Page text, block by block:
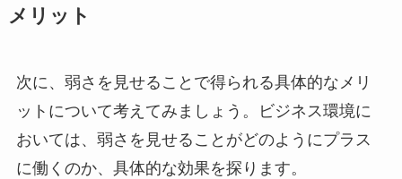
メリット
次に、弱さを見せることで得られる具体的なメリ
ットについて考えてみましょう。ビジネス環境に
おいては、弱さを見せることがどのようにプラス
に働くのか、具体的な効果を探ります。